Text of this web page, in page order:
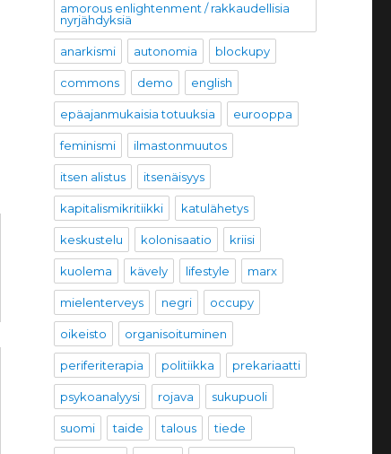
amorous enlightenment / rakkaudellisia
nyrjähdyksiä
anarkismi autonomia blockupy
commons demo english
epäajanmukaisia totuuksia eurooppa
feminismi ilmastonmuutos
itsen alistus itsenäisyys
kapitalismikritiikki katulähetys
keskustelu kolonisaatio kriisi
kuolema kävely lifestyle marx
mielenterveys negri occupy
oikeisto organisoituminen
periferiterapia politiikka prekariaatti
psykoanalyysi rojava sukupuoli
suomi taide talous tiede